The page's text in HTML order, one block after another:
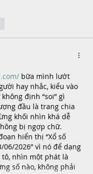
bữa mình lướt
hay nhắc, kiểu vào
định “soi” gì
đầu là trang chia
khối nhìn khá dễ
bị ngợp chữ.
hiển thị “Xổ số
06/2026” vì nó để dạng
nhìn một phát là
số nào, không phải